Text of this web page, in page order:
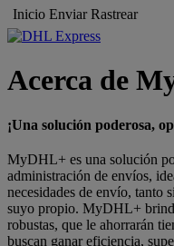
Inicio Enviar Rastrear
Acerca de
¡Una solución poderosa,
MyDHL+ es una solución
administración de envíos,
necesidades de envío, tanto
suyo propio. MyDHL+
robustas, que le ahorrarán
buscan ganar eficiencia,